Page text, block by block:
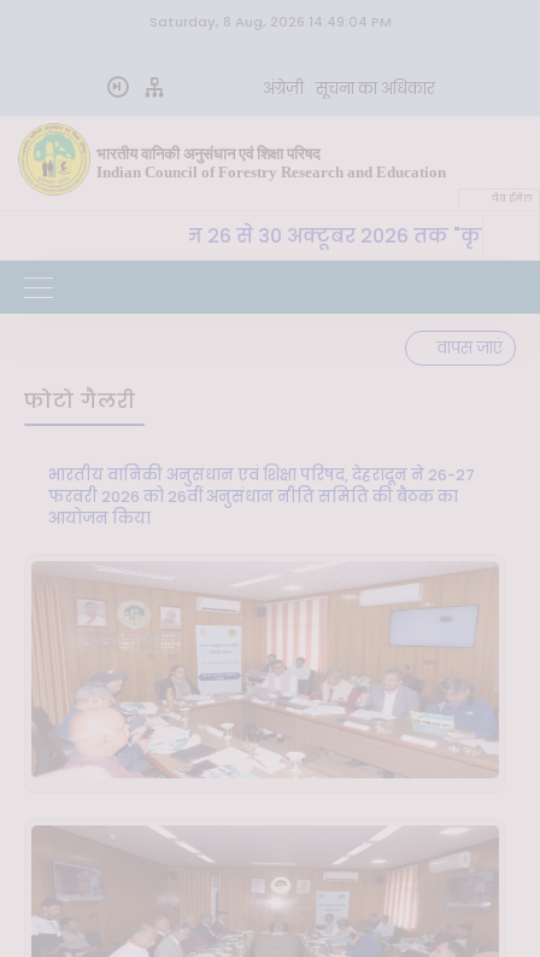
Saturday, 8 Aug, 2026 14:49:04 PM
अंग्रेज़ी सूचना का अधिकार
भारतीय वानिकी अनुसंधान एवं शिक्षा परिषद
Indian Council of Forestry Research and Education
वेब ईमेल
अ. शि. प. , देहरादून 26 से 30 अक्टूबर 2026 तक "कृषि-
वापस जाएं
फोटो गैलरी
भारतीय वानिकी अनुसंधान एवं शिक्षा परिषद, देहरादून ने 26-27
फरवरी 2026 को 26वीं अनुसंधान नीति समिति की बैठक का
आयोजन किया